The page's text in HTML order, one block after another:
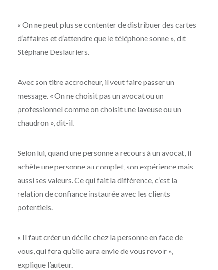
« On ne peut plus se contenter de distribuer des cartes
d’affaires et d’attendre que le téléphone sonne », dit
Stéphane Deslauriers.
Avec son titre accrocheur, il veut faire passer un
message. « On ne choisit pas un avocat ou un
professionnel comme on choisit une laveuse ou un
chaudron », dit-il.
Selon lui, quand une personne a recours à un avocat, il
achète une personne au complet, son expérience mais
aussi ses valeurs. Ce qui fait la différence, c’est la
relation de confiance instaurée avec les clients
potentiels.
« Il faut créer un déclic chez la personne en face de
vous, qui fera qu’elle aura envie de vous revoir »,
explique l’auteur.